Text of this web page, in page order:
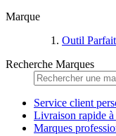
Marque
Outil Parfait
Recherche Marques
Service client
Livraison rapide
Marques